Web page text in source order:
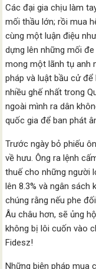
Các đại gia chịu làm
mối thầu lớn; rồi mua
cùng một luận điệu
dựng lên những mối
mong một lãnh tụ anh
pháp và luật bầu cử
nhiều ghế nhất trong
ngoài mình ra dân
quốc gia để ban phát
Trước ngày bỏ phiếu
về hưu. Ông ra lệnh
thuế cho những người
lên 8.3% và ngân sách
chúng rằng nếu phe
Âu châu hơn, sẽ ủng
không bị lôi cuốn vào
Fidesz!
Những biện pháp mua